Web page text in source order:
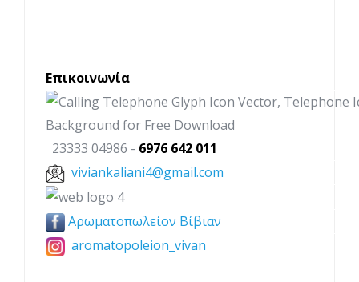
Επικοινωνία
23333 04986 - 6976 642 011
viviankaliani4@gmail.com
Αρωματοπωλείον Βίβιαν
aromatopoleion_vivan